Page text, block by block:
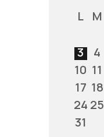
L M
3
4
10 11
17 18
24 25
31